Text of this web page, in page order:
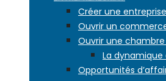
Créer une
Ouvrir un
Ouvrir une
La
Opportunités